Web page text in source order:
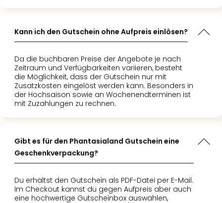
Kann ich den Gutschein ohne Aufpreis einlösen?
Da die buchbaren Preise der Angebote je nach
Zeitraum und Verfügbarkeiten variieren, besteht
die Möglichkeit, dass der Gutschein nur mit
Zusatzkosten eingelöst werden kann. Besonders in
der Hochsaison sowie an Wochenendterminen ist
mit Zuzahlungen zu rechnen.
Gibt es für den Phantasialand Gutschein eine
Geschenkverpackung?
Du erhältst den Gutschein als PDF-Datei per E-Mail.
Im Checkout kannst du gegen Aufpreis aber auch
eine hochwertige Gutscheinbox auswählen,